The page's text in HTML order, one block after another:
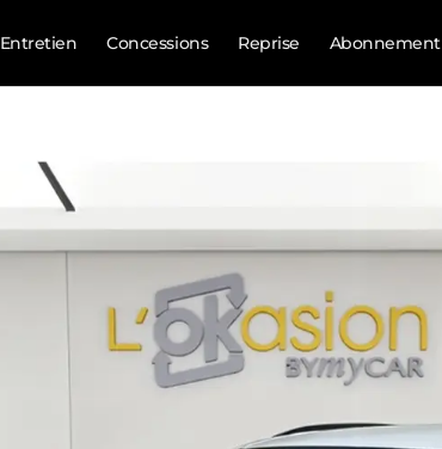
Entretien Concessions Reprise Abonnement